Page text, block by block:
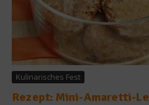
Kulinarisches Fest
Rezept: Mini-Amaretti-